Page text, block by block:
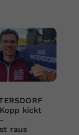
kickt
raus